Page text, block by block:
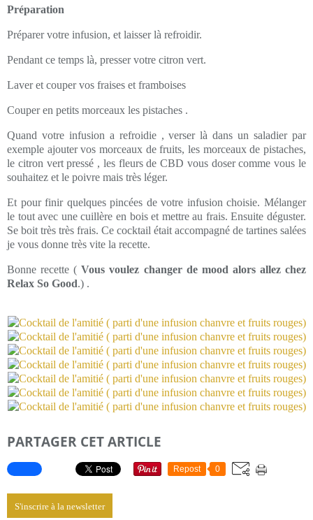
Préparation
Préparer votre infusion, et laisser là refroidir.
Pendant ce temps là, presser votre citron vert.
Laver et couper vos fraises et framboises
Couper en petits morceaux les pistaches .
Quand votre infusion a refroidie , verser là dans un saladier par
exemple ajouter vos morceaux de fruits, les morceaux de pistaches,
le citron vert pressé , les fleurs de CBD vous doser comme vous le
souhaitez et le poivre mais très léger.
Et pour finir quelques pincées de votre infusion choisie. Mélanger
le tout avec une cuillère en bois et mettre au frais. Ensuite déguster.
Se boit très très frais. Ce cocktail était accompagné de tartines salées
je vous donne très vite la recette.
Bonne recette (Vous voulez changer de mood alors allez chez
Relax So Good.) .
PARTAGER CET ARTICLE
Repost 0
S'inscrire à la newsletter